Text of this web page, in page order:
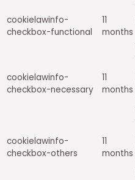
cookielawinfo-
checkbox-functional
11
months
cookielawinfo-
checkbox-necessary
11
months
cookielawinfo-
checkbox-others
11
months